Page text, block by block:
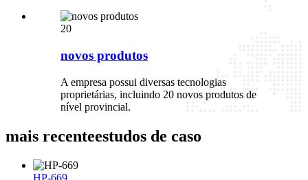
20
novos produtos
A empresa possui diversas tecnologias
proprietárias, incluindo 20 novos produtos de
nível provincial.
mais recenteestudos de caso
HP-669